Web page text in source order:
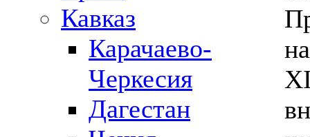
Кавказ
Карачаево-
Черкесия
Дагестан